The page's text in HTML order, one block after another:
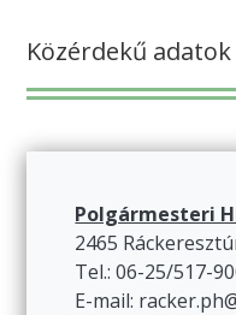
Közérdekű adatok
Polgármesteri
2465
Tel.: 06-25/517-
E-mail: